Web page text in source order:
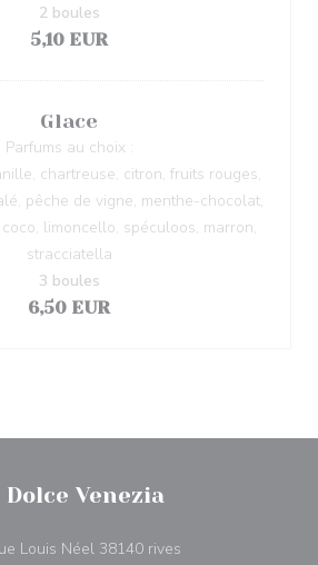
5,10 EUR
2 boules
Glace
Parfums au choix :
chartreuse, citron, fruits rouges,
pêche de vigne, menthe-chocolat,
limoncello, spéculoos, marron,
stracciatella
6,50 EUR
3 boules
Dolce Venezia
Louis Néel 38140 rives